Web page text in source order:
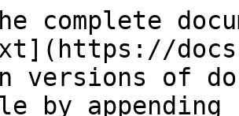
complete
versions of
by